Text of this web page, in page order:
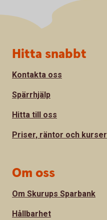
Sidfot
Hitta snabbt
Kontakta oss
Spärrhjälp
Hitta till oss
Priser, räntor och kurser
Om oss
Om Skurups Sparbank
Hållbarhet